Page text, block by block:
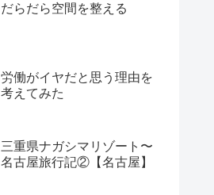
だらだら空間を整える
労働がイヤだと思う理由を
考えてみた
三重県ナガシマリゾート〜
名古屋旅行記②【名古屋】